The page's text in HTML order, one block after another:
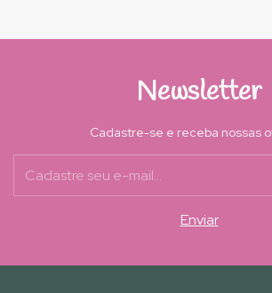
Newsletter
Cadastre-se e receba nossas